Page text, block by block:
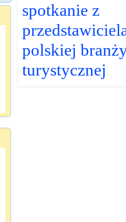
spotkanie z
polskiej
turystycznej